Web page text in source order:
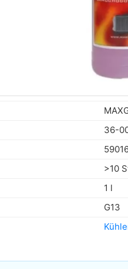
36-
>10
1 l
G13